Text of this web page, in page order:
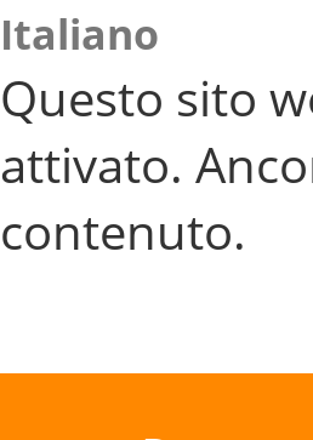
Italiano
Questo sito
attivato.
contenuto.